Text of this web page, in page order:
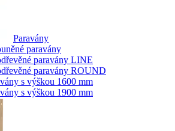
Paravány
paravány
paravány LINE
paravány ROUND
s výškou 1600 mm
s výškou 1900 mm